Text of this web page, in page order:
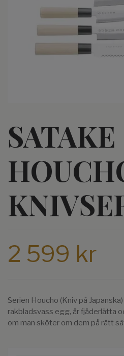
SATAKE
2 599 kr
Serien Houcho (Kniv på
rakbladsvass egg, är fjäderlätta
om man sköter om dem på rätt